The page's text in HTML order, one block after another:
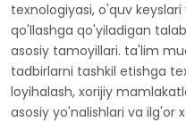
texnologiyasi, o'quv
qo'llashga qo'yiladigan
asosiy tamoyillari. ta'lim
tadbirlarni tashkil etishga
loyihalash, xorijiy
asosiy yo'nalishlari va ilg'or